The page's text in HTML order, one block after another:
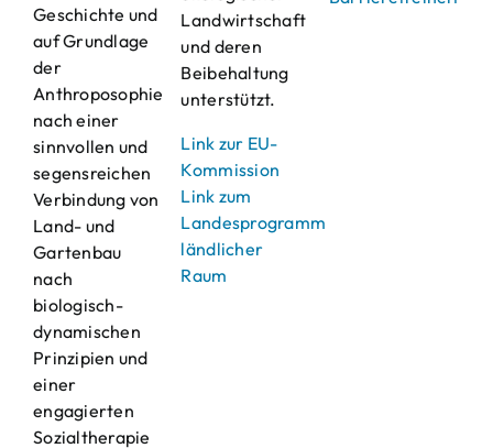
Geschichte und
auf Grundlage
der
Anthroposophie
nach einer
sinnvollen und
segensreichen
Verbindung von
Land- und
Gartenbau
nach
biologisch-
dynamischen
Prinzipien und
einer
engagierten
Sozialtherapie
Landwirtschaft
und deren
Beibehaltung
unterstützt.
Link zur EU-
Kommission
Link zum
Landesprogramm
ländlicher
Raum